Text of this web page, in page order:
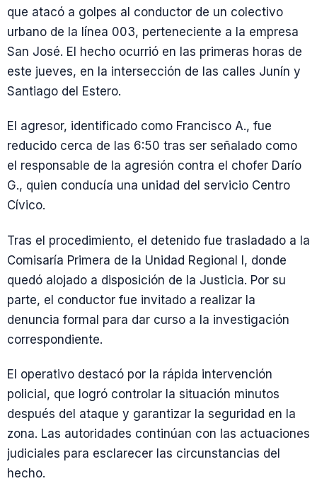
que atacó a golpes al conductor de un colectivo
urbano de la línea 003, perteneciente a la empresa
San José. El hecho ocurrió en las primeras horas de
este jueves, en la intersección de las calles Junín y
Santiago del Estero.
El agresor, identificado como Francisco A., fue
reducido cerca de las 6:50 tras ser señalado como
el responsable de la agresión contra el chofer Darío
G., quien conducía una unidad del servicio Centro
Cívico.
Tras el procedimiento, el detenido fue trasladado a la
Comisaría Primera de la Unidad Regional I, donde
quedó alojado a disposición de la Justicia. Por su
parte, el conductor fue invitado a realizar la
denuncia formal para dar curso a la investigación
correspondiente.
El operativo destacó por la rápida intervención
policial, que logró controlar la situación minutos
después del ataque y garantizar la seguridad en la
zona. Las autoridades continúan con las actuaciones
judiciales para esclarecer las circunstancias del
hecho.